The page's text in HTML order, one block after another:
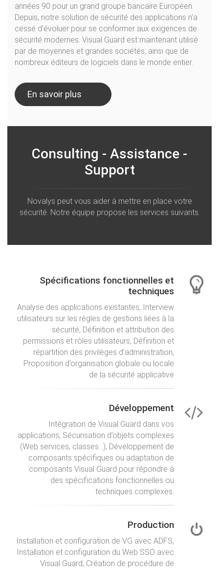
années 90 pour un grand groupe bancaire Européen.
Depuis, notre solution de sécurité des applications n'a
cessé d'évoluer pour se conformer aux exigences de
sécurité modernes. Visual Guard est maintenant utilisé
par de moyennes et grandes sociétés, ainsi que de
nombreux éditeurs de logiciels dans le monde entier.
En savoir plus
Consulting - Assistance -
Support
Novalys peut vous aider à mettre en place votre
sécurité. Notre équipe propose les services suivants.
Spécifications fonctionnelles et
techniques
Analyse des applications existantes, Interview
utilisateurs sur les règles de gestions liées à la
sécurité, Définition et attribution des
permissions et rôles utilisateurs, Définition et
répartition des privilèges d’administration,
Proposition d’organisation globale ou locale
de la sécurité applicative
Développement
Intégration de Visual Guard dans vos
applications, Sécurisation d’objets complexes
(Web services, classes...), Développement de
composants spécifiques ou adaptation de
composants Visual Guard pour répondre à
des spécifications fonctionnelles ou
techniques complexes.
Production
Installation et configuration de VG avec ADFS,
Installation et configuration du Web SSO avec
Visual Guard, Création de procédure de